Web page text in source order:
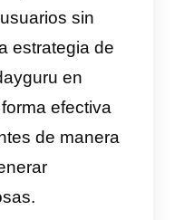
Uruguay y
se
plataforma web de
los usuarios
foto de su
una receta